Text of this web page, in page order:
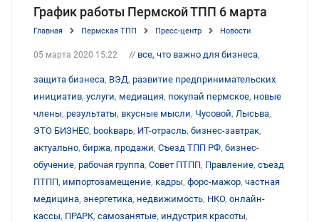
График работы Пермской ТПП 6 марта
Главная Пермская ТПП Пресс-центр Новости
05 марта 2020 15:22 // все, что важно для бизнеса,
защита бизнеса, ВЭД, развитие предпринимательских
инициатив, услуги, медиация, покупай пермское, новые
члены, результаты, вкусные мысли, Чусовой, Лысьва,
ЭТО БИЗНЕС, bookварь, ИТ-отрасль, бизнес-завтрак,
актуально, биржа, продажи, Съезд ТПП РФ, бизнес-
обучение, рабочая группа, Совет ПТПП, Правление, съезд
ПТПП, импортозамещение, кадры, форс-мажор, частная
медицина, энергетика, недвижимость, НКО, онлайн-
кассы, ПРАРК, самозанятые, индустрия красоты,